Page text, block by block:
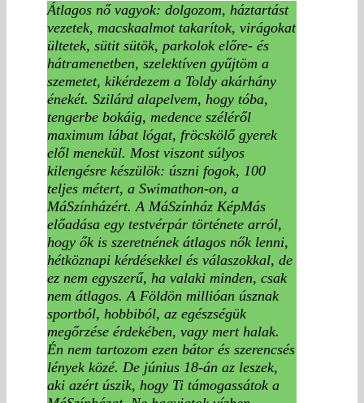
Átlagos nő vagyok: dolgozom, háztartást
vezetek, macskaalmot takarítok, virágokat
ültetek, sütit sütök, parkolok előre- és
hátramenetben, szelektíven gyűjtöm a
szemetet, kikérdezem a Toldy akárhány
énekét. Szilárd alapelvem, hogy tóba,
tengerbe bokáig, medence széléről
maximum lábat lógat, fröcskölő gyerek
elől menekül. Most viszont súlyos
kilengésre készülök: úszni fogok, 100
teljes métert, a Swimathon-on, a
MáSzínházért. A MáSzínház KépMás
előadása egy testvérpár története arról,
hogy ők is szeretnének átlagos nők lenni,
hétköznapi kérdésekkel és válaszokkal, de
ez nem egyszerű, ha valaki minden, csak
nem átlagos. A Földön millióan úsznak
sportból, hobbiból, az egészségük
megőrzése érdekében, vagy mert halak.
Én nem tartozom ezen bátor és szerencsés
lények közé. De június 18-án az leszek,
aki azért úszik, hogy Ti támogassátok a